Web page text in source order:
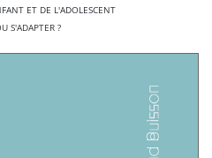
ET DE L'ADOLESCENT
S'ADAPTER ?